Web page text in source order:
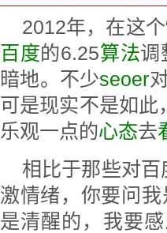
2012年，在这
百度的6.25算法调
暗地。不少seoer
可是现实不是如此，
乐观一点的心态去
相比于那些对
激情绪，你要问
是清醒的，我要